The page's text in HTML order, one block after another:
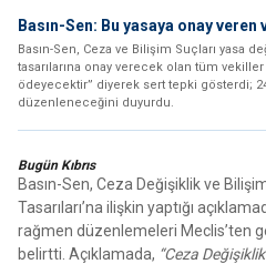
Basın-Sen: Bu yasaya onay
Basın-Sen, Ceza ve Bilişim Suçları yasa
tasarılarına onay verecek olan tüm
ödeyecektir” diyerek sert tepki gösterdi; 24
düzenleneceğini duyurdu.
Bugün Kıbrıs
Basın-Sen, Ceza Değişiklik ve
Tasarıları’na ilişkin yaptığı
rağmen düzenlemeleri Meclis’ten
belirtti. Açıklamada, “Ceza